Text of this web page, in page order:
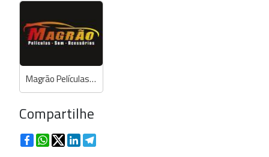
Magrão Películas e Som
Compartilhe
FacebookWhatsApp
TwitterLinkedIn